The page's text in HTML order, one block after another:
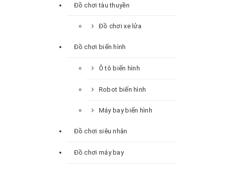
Đồ chơi tàu thuyền
Đồ chơi xe lửa
Đồ chơi biến hình
Ô tô biến hình
Robot biến hình
Máy bay biến hình
Đồ chơi siêu nhân
Đồ chơi máy bay